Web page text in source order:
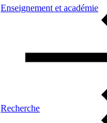
Enseignement et académie
Recherche